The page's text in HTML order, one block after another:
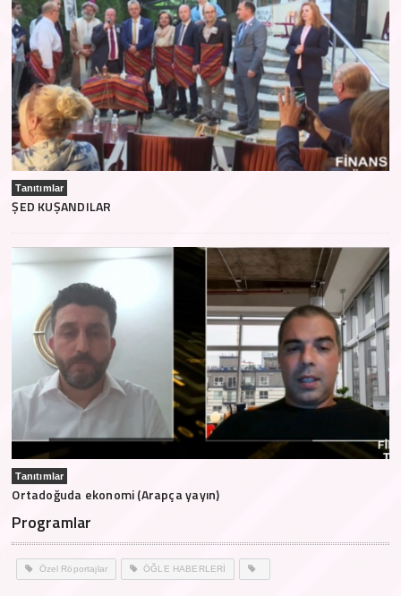
Tanıtımlar
ŞED KUŞANDILAR
Tanıtımlar
Ortadoğuda ekonomi (Arapça yayın)
Programlar
Özel Röportajlar ÖĞLE HABERLERİ